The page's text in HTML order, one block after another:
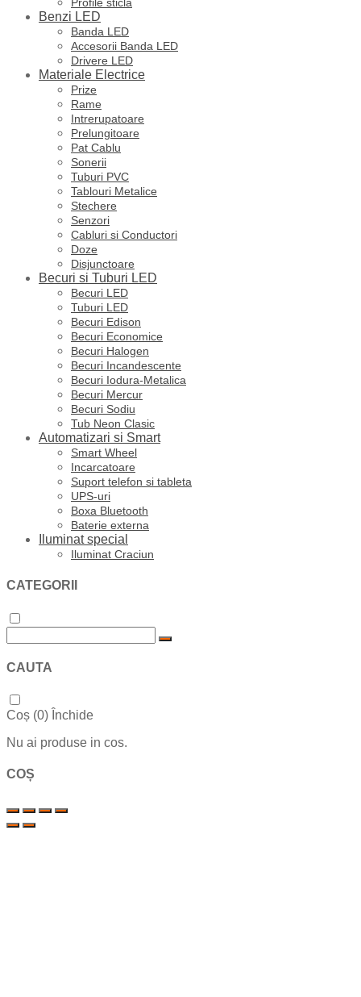
Benzi LED
Banda LED
Accesorii Banda LED
Drivere LED
Materiale Electrice
Prize
Rame
Intrerupatoare
Prelungitoare
Pat Cablu
Sonerii
Tuburi PVC
Tablouri Metalice
Stechere
Senzori
Cabluri si Conductori
Doze
Disjunctoare
Becuri si Tuburi LED
Becuri LED
Tuburi LED
Becuri Edison
Becuri Economice
Becuri Halogen
Becuri Incandescente
Becuri Iodura-Metalica
Becuri Mercur
Becuri Sodiu
Tub Neon Clasic
Automatizari si Smart
Smart Wheel
Incarcatoare
Suport telefon si tableta
UPS-uri
Boxa Bluetooth
Baterie externa
Iluminat special
Iluminat Craciun
CATEGORII
CAUTA
Coș (0) Închide
Nu ai produse in cos.
COȘ